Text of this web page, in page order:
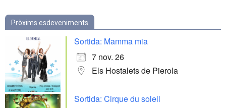
Pròxims esdeveniments
Sortida: Mamma mia
7 nov. 26
Els Hostalets de Pierola
Sortida: Cirque du soleil